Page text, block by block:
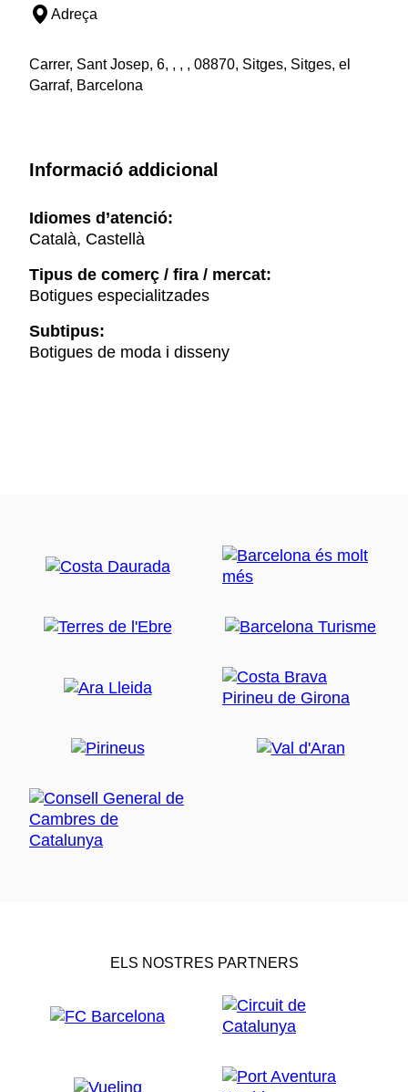
Adreça
Carrer, Sant Josep, 6, , , , 08870, Sitges, Sitges, el
Garraf, Barcelona
Informació addicional
Idiomes d’atenció:
Català, Castellà
Tipus de comerç / fira / mercat:
Botigues especialitzades
Subtipus:
Botigues de moda i disseny
ELS NOSTRES PARTNERS